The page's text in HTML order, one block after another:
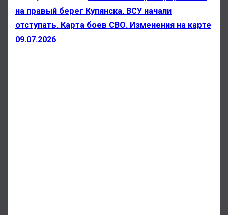
на правый берег Купянска. ВСУ начали
отступать. Карта боев СВО. Изменения на карте
09.07.2026